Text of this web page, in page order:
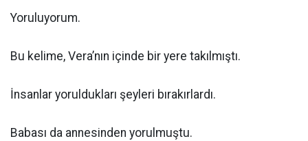
Yoruluyorum.
Bu kelime, Vera’nın içinde bir yere takılmıştı.
İnsanlar yoruldukları şeyleri bırakırlardı.
Babası da annesinden yorulmuştu.